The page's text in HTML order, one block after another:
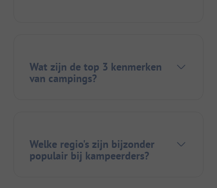
Wat zijn de top 3 kenmerken
van campings?
Welke regio's zijn bijzonder
populair bij kampeerders?